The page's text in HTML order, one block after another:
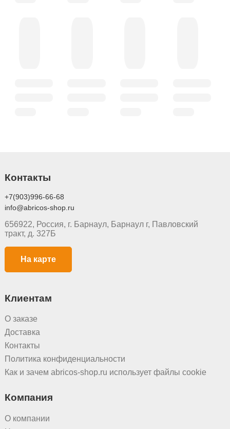
Контакты
+7(903)996-66-68
info@abricos-shop.ru
656922, Россия, г. Барнаул, Барнаул г, Павловский
тракт, д. 327Б
На карте
Клиентам
О заказе
Доставка
Контакты
Политика конфиденциальности
Как и зачем abricos-shop.ru использует файлы cookie
Компания
О компании